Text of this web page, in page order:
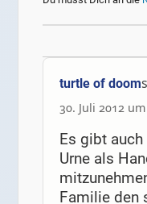
turtle of doom
30. Juli 2012
Es gibt
Urne als
Familie den